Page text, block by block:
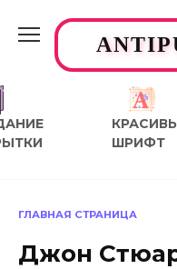
содержанию
ШРИФТ
ГЛАВНАЯ СТРАНИЦА
Джон